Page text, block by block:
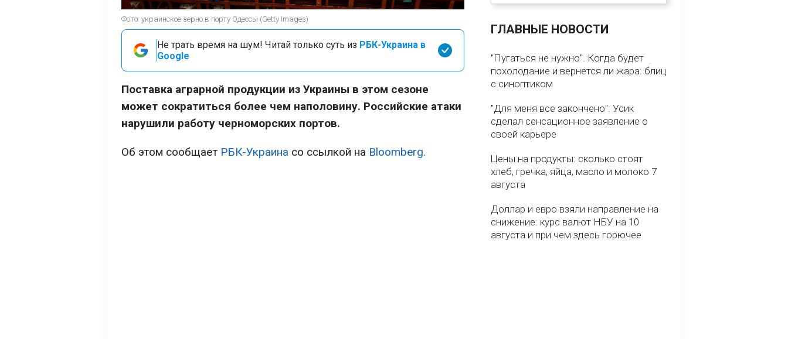
Фото: украинское зерно в порту Одессы (Getty Images)
Не трать время на шум! Читай только суть из РБК-Украина в
Google
Поставка аграрной продукции из Украины в этом сезоне
может сократиться более чем наполовину. Российские атаки
нарушили работу черноморских портов.
Об этом сообщает РБК-Украина со ссылкой на Bloomberg.
ГЛАВНЫЕ НОВОСТИ
"Пугаться не нужно". Когда будет
похолодание и вернется ли жара: блиц
с синоптиком
"Для меня все закончено": Усик
сделал сенсационное заявление о
своей карьере
Цены на продукты: сколько стоят
хлеб, гречка, яйца, масло и молоко 7
августа
Доллар и евро взяли направление на
снижение: курс валют НБУ на 10
августа и при чем здесь горючее